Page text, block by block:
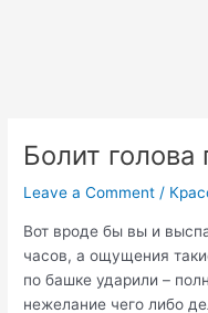
Болит голова
Leave a Comment /
Вот вроде бы вы и
часов, а ощущения
по башке ударили –
нежелание чего либо